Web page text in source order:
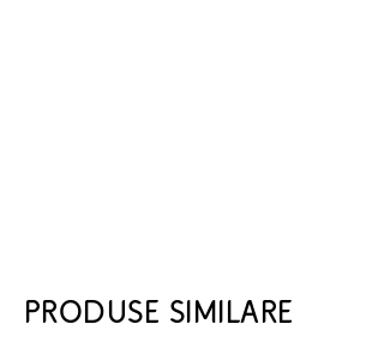
PRODUSE SIMILARE